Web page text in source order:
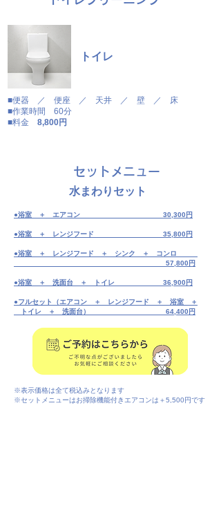
トイレ
■便器 ／ 便座 ／ 天井 ／ 壁 ／ 床
​■作業時間 60分
■料金 8,800円
セットメニュー
​水まわりセット
●浴室 ＋ エアコン 30,300円
●浴室 ＋ レンジフード 35,800円
●浴室 ＋ レンジフード ＋ シンク ＋ コンロ
57,800円
​●浴室 ＋ 洗面台 ＋ トイレ 36,900円
●フルセット（エアコン ＋ レンジフード ＋ 浴室 ＋
​ トイレ ＋ 洗面台） 64,400円
※表示価格は全て税込みとなります
​※セットメニューはお掃除機能付きエアコンは＋5,500円です